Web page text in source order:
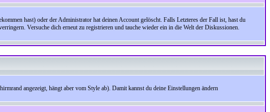
hast) oder der Administrator hat deinen Account gelöscht. Falls Letzteres der Fall ist, hast du
Versuche dich erneut zu registrieren und tauche wieder ein in die Welt der Diskussionen.
angezeigt, hängt aber vom Style ab). Damit kannst du deine Einstellungen ändern